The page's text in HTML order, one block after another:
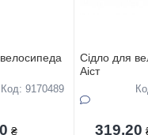
Код: 9170489
₴
Ciдло для
Аiст
319.20